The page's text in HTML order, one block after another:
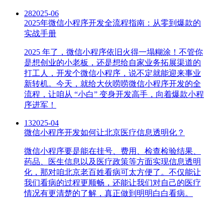
282025-06
2025年微信小程序开发全流程指南：从零到爆款的
实战手册
2025 年了，微信小程序依旧火得一塌糊涂！不管你
是想创业的小老板，还是想给自家业务拓展渠道的
打工人，开发个微信小程序，说不定就能迎来事业
新转机。今天，就给大伙唠唠微信小程序开发的全
流程，让咱从 “小白” 变身开发高手，向着爆款小程
序进军！
132025-04
微信小程序开发如何让北京医疗信息透明化？
微信小程序要是能在挂号、费用、检查检验结果、
药品、医生信息以及医疗政策等方面实现信息透明
化，那对咱北京老百姓看病可太方便了。不仅能让
我们看病的过程更顺畅，还能让我们对自己的医疗
情况有更清楚的了解，真正做到明明白白看病。